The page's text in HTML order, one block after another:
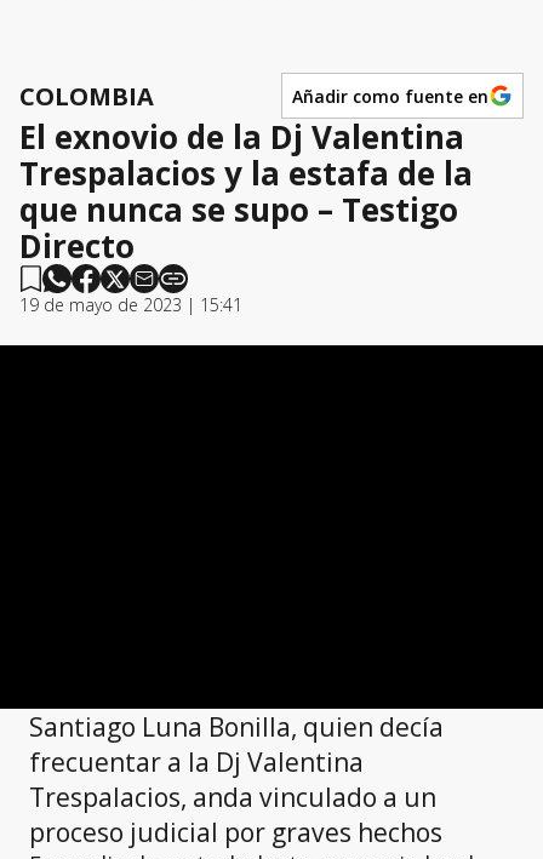
COLOMBIA Añadir como fuente en
El exnovio de la Dj Valentina
Trespalacios y la estafa de la
que nunca se supo – Testigo
Directo
19 de mayo de 2023 | 15:41
Santiago Luna Bonilla, quien decía
frecuentar a la Dj Valentina
Trespalacios, anda vinculado a un
proceso judicial por graves hechos